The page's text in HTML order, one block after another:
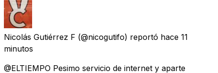
Nicolás Gutiérrez F (@nicogutifo) reportó hace 11
minutos
@ELTIEMPO Pesimo servicio de internet y aparte